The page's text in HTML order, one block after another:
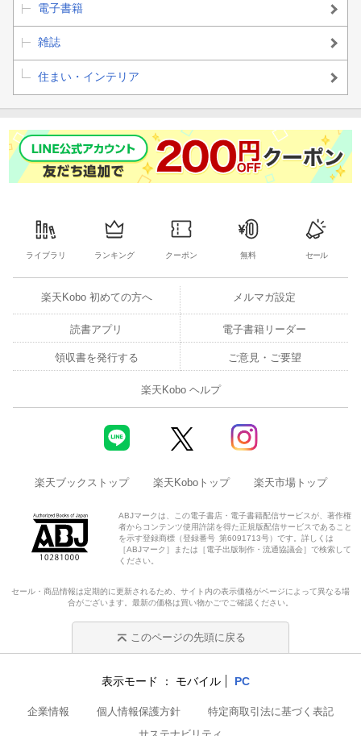
電子書籍
雑誌
住まい・インテリア
ライブラリ ランキング クーポン 無料 セール
楽天Kobo 初めての方へ メルマガ設定
読書アプリ 電子書籍リーダー
領収書を発行する ご意見・ご要望
楽天Kobo ヘルプ
楽天ブックストップ 楽天Koboトップ 楽天市場トップ
ABJマークは、この電子書店・電子書籍配信サービスが、著作権
者からコンテンツ使用許諾を得た正規版配信サービスであること
を示す登録商標（登録番号 第6091713号）です。詳しくは
［ABJマーク］または［電子出版制作・流通協議会］で検索して
ください。
セール・商品情報は定期的に更新されるため、サイト内の表示価格がページによって異なる場
合がございます。最新の価格は買い物かごでご確認ください。
このページの先頭に戻る
表示モード モバイル PC
企業情報 個人情報保護方針
特定商取引法に基づく表記